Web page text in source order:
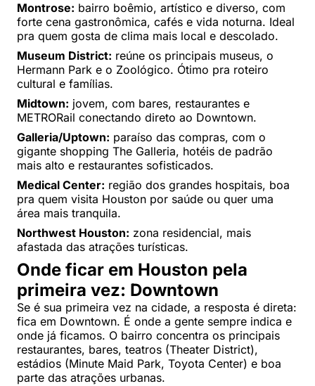
Montrose: bairro boêmio, artístico e diverso, com
forte cena gastronômica, cafés e vida noturna. Ideal
pra quem gosta de clima mais local e descolado.
Museum District: reúne os principais museus, o
Hermann Park e o Zoológico. Ótimo pra roteiro
cultural e famílias.
Midtown: jovem, com bares, restaurantes e
METRORail conectando direto ao Downtown.
Galleria/Uptown: paraíso das compras, com o
gigante shopping The Galleria, hotéis de padrão
mais alto e restaurantes sofisticados.
Medical Center: região dos grandes hospitais, boa
pra quem visita Houston por saúde ou quer uma
área mais tranquila.
Northwest Houston: zona residencial, mais
afastada das atrações turísticas.
Onde ficar em Houston pela
primeira vez: Downtown
Se é sua primeira vez na cidade, a resposta é direta:
fica em Downtown. É onde a gente sempre indica e
onde já ficamos. O bairro concentra os principais
restaurantes, bares, teatros (Theater District),
estádios (Minute Maid Park, Toyota Center) e boa
parte das atrações urbanas.